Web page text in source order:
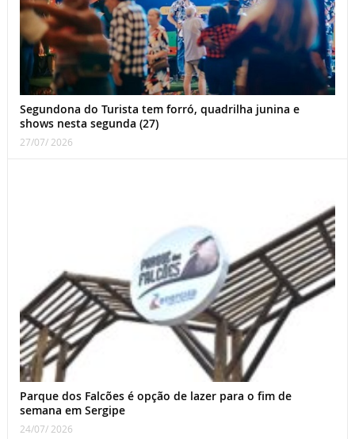
Segundona do Turista tem forró, quadrilha junina e
shows nesta segunda (27)
27/07/ 2026
Parque dos Falcões é opção de lazer para o fim de
semana em Sergipe
24/07/ 2026